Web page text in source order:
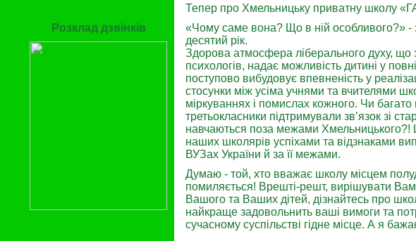
Розклад дзвінків
Тепер про Хмельницьку приватну школу
«Чому саме вона? Що в ній особливого?» -
десятий рік.
Здорова атмосфера ліберального духу, що
психологів, надає можливість дитині у
поступово вибудовує впевненість у
стосунки між усіма учнями та вчителями
міркуваннях і помислах кожного. Чи
третьокласники підтримували зв’язок зі
навчаються поза межами Хмельницького?!
наших школярів успіхами та відзнаками
ВУЗах України й за її межами.
Думаю - той, хто вважає школу місцем
помиляється! Врешті-решт, вирішувати
Вашого та Ваших дітей, дізнайтесь про
найкраще задовольнить ваші вимоги та
сучасному суспільстві гідне місце. А я